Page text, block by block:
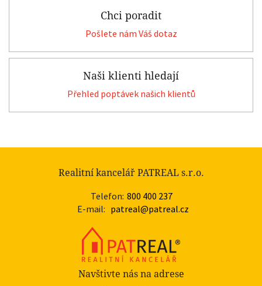
Chci poradit
Pošlete nám Váš dotaz
Naši klienti hledají
Přehled poptávek našich klientů
Realitní kancelář PATREAL s.r.o.
Telefon: 800 400 237
E-mail: patreal@patreal.cz
Navštivte nás na adrese